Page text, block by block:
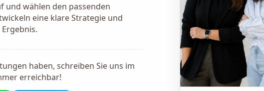
und wählen den passenden
eine klare Strategie und
haben, schreiben Sie uns im
erreichbar!